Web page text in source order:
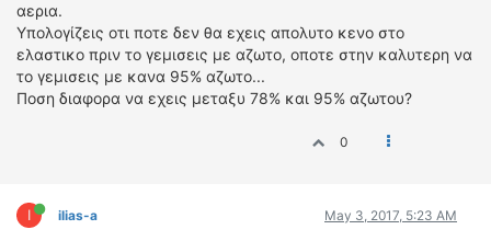
αερια.
Υπολογίζεις οτι ποτε δεν θα εχεις απολυτο κενο στο
ελαστικο πριν το γεμισεις με αζωτο, οποτε στην καλυτερη να
το γεμισεις με κανα 95% αζωτο...
Ποση διαφορα να εχεις μεταξυ 78% και 95% αζωτου?
0
I ilias-a May 3, 2017, 5:23 AM